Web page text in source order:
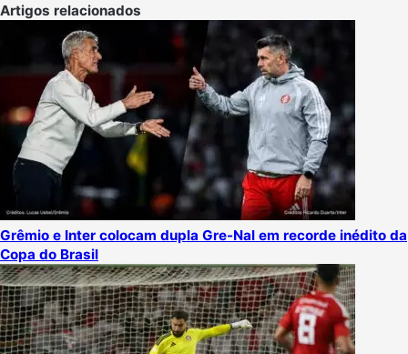
Artigos relacionados
Grêmio e Inter colocam dupla Gre-Nal em recorde inédito da
Copa do Brasil